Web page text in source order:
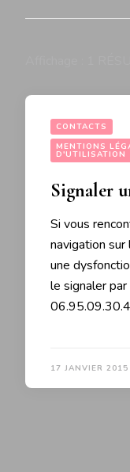
CONTACTS
MENTIONS
D'UTILISATION
Signaler
Si vous
navigation
une
le signaler
17 JANVIER 2015